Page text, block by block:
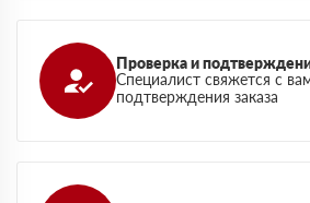
Проверка и
Специалист свяжется с
подтверждения заказа